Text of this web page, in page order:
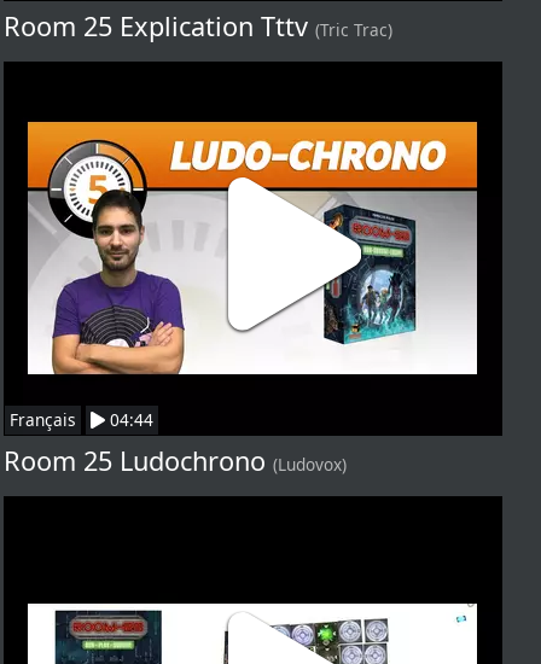
Room 25 Explication Tttv (Tric Trac)
Français 04:44
Room 25 Ludochrono (Ludovox)